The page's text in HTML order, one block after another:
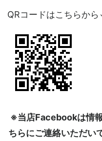
QRコードはこちらか
※当店Facebookは情
ちらにご連絡いただい